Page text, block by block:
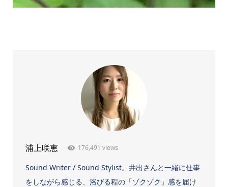
浦上咲恵 176,491 views
Sound Writer / Sound Stylist。井出さんと一緒に仕事
をしながら感じる、浴びる程の「ゾクゾク」感を届け